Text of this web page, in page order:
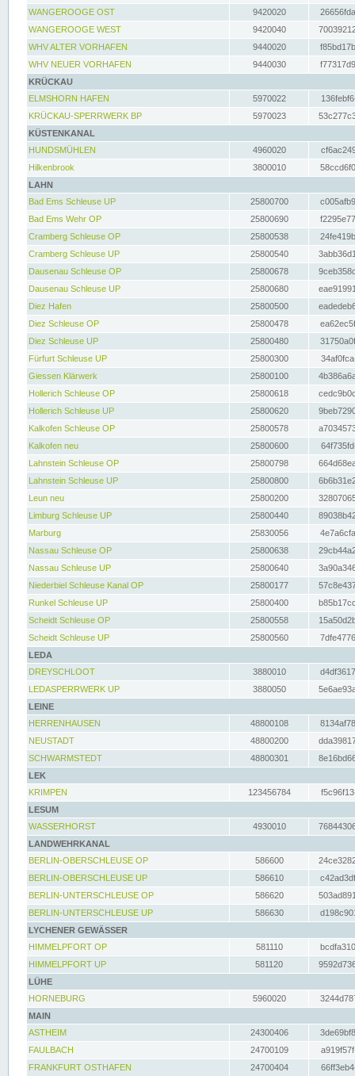
WANGEROOGE OST
9420020
WANGEROOGE WEST
9420040
WHV ALTER VORHAFEN
9440020
WHV NEUER VORHAFEN
9440030
KRÜCKAU
ELMSHORN HAFEN
5970022
KRÜCKAU-SPERRWERK BP
5970023
KÜSTENKANAL
HUNDSMÜHLEN
4960020
Hilkenbrook
3800010
LAHN
Bad Ems Schleuse UP
25800700
Bad Ems Wehr OP
25800690
Cramberg Schleuse OP
25800538
Cramberg Schleuse UP
25800540
Dausenau Schleuse OP
25800678
Dausenau Schleuse UP
25800680
Diez Hafen
25800500
Diez Schleuse OP
25800478
Diez Schleuse UP
25800480
Fürfurt Schleuse UP
25800300
Giessen Klärwerk
25800100
Hollerich Schleuse OP
25800618
Hollerich Schleuse UP
25800620
Kalkofen Schleuse OP
25800578
Kalkofen neu
25800600
Lahnstein Schleuse OP
25800798
Lahnstein Schleuse UP
25800800
Leun neu
25800200
Limburg Schleuse UP
25800440
Marburg
25830056
Nassau Schleuse OP
25800638
Nassau Schleuse UP
25800640
Niederbiel Schleuse Kanal OP
25800177
Runkel Schleuse UP
25800400
Scheidt Schleuse OP
25800558
Scheidt Schleuse UP
25800560
LEDA
DREYSCHLOOT
3880010
LEDASPERRWERK UP
3880050
LEINE
HERRENHAUSEN
48800108
NEUSTADT
48800200
SCHWARMSTEDT
48800301
LEK
KRIMPEN
123456784
LESUM
WASSERHORST
4930010
LANDWEHRKANAL
BERLIN-OBERSCHLEUSE OP
586600
BERLIN-OBERSCHLEUSE UP
586610
BERLIN-UNTERSCHLEUSE OP
586620
BERLIN-UNTERSCHLEUSE UP
586630
LYCHENER GEWÄSSER
HIMMELPFORT OP
581110
HIMMELPFORT UP
581120
LÜHE
HORNEBURG
5960020
MAIN
ASTHEIM
24300406
FAULBACH
24700109
FRANKFURT OSTHAFEN
24700404